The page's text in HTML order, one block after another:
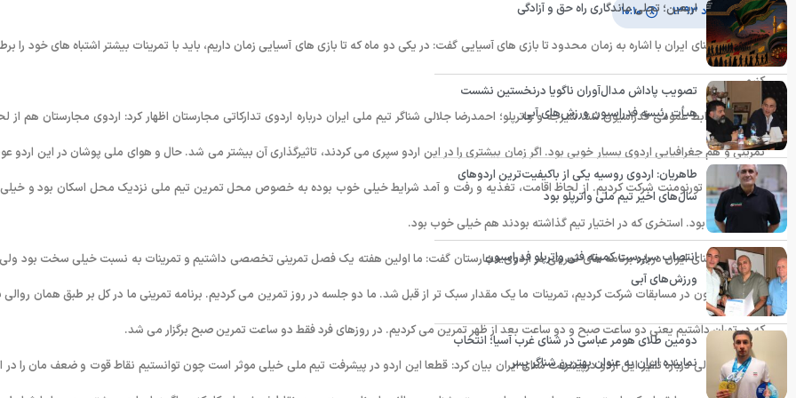
۱۵ مرداد ۱۳۹۳ ۱۰:۱۰
ملی پوش شنای ایران با اشاره به زمان محدود تا بازی های آسیایی گفت: در یکی دو ماه که تا بازی های آسیایی زمان داریم، باید با تمرینات بیشتر اشتباه های خود را
کنیم.
به گزارش روابط عمومی فدراسیون شنا، شیرجه و واترپلو؛ احمدرضا جلالی شناگر تیم ملی ایران درباره اردوی تدارکاتی مجارستان اظهار کرد: اردوی مجارستان هم از
تمرینی و هم جغرافیایی اردوی بسیار خوبی بود. اگر زمان بیشتری را در این اردو سپری می کردند، تاثیرگذاری آن بیشتر می شد. حال و هوای ملی پوشان در این اردو
شد و در یک تورنومنت شرکت کردیم. از لحاظ اقامت، تغذیه و رفت و آمد شرایط خیلی خوب بوده به خصوص محل تمرین تیم ملی نزدیک محل اسکان بود و
نفع بازیکنان بود. استخری که در اختیار تیم گذاشته بودند هم خیلی خوب بود.
ملی پوش شنای ایران درباره برنامه های تمرینی در اردوی مجارستان گفت: ما اولین هفته یک فصل تمرینی تخصصی داشتیم و تمرینات به نسبت خیلی سخت بود
هفته دوم چون در مسابقات شرکت کردیم، تمرینات ما یک مقدار سبک تر از قبل شد. ما دو جلسه در روز تمرین می کردیم. برنامه تمرینی ما در کل بر طبق همان روالی
که در تهران داشتیم یعنی دو ساعت صبح و دو ساعت بعد از ظهر تمرین می کردیم. در روزهای فرد فقط دو ساعت تمرین صبح برگزار می شد.
احمدرضا جلالی درباره تاثیر این اردو درپیشرفت شنای ایران بیان کرد: قطعا این اردو در پیشرفت تیم ملی خیلی موثر است چون توانستیم نقاط قوت و ضعف مان را در
اربعین؛ تجلی ماندگاری راه حق و آزادگی
تصویب پاداش مدال‌آوران ناگویا درنخستین نشست
هیأت رئیسه فدراسیون ورزش‌های آبی
طاهریان: اردوی روسیه یکی از باکیفیت‌ترین اردوهای
سال‌های اخیر تیم ملی واترپلو بود
انتصاب سرپرست کمیته فنی واترپلو فدراسیون
ورزش‌های آبی
دومین طلای هومر عباسی در شنای غرب آسیا؛ انتخاب
نماینده ایران به عنوان بهترین شناگر پسر